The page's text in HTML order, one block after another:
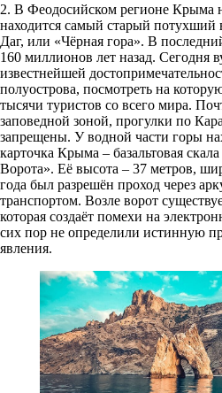
2. В Феодосийском регионе Крыма
находится самый старый потухший
Даг, или «Чёрная гора». В
160 миллионов лет назад. Сегодня
известнейшей
полуострова, посмотреть на
тысячи туристов со всего мира.
заповедной зоной, прогулки по
запрещены. У водной части горы
карточка Крыма – базальтовая
Ворота». Её высота – 37 метров,
года был разрешён проход через
транспортом. Возле ворот
которая создаёт помехи на
сих пор не определили истинную
явления.